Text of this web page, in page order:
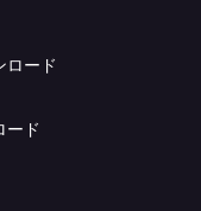
ロード
ード